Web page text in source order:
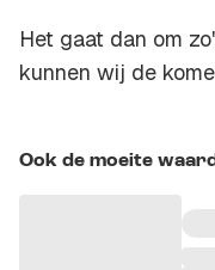
Het gaat dan om
kunnen wij de
Ook de moeite